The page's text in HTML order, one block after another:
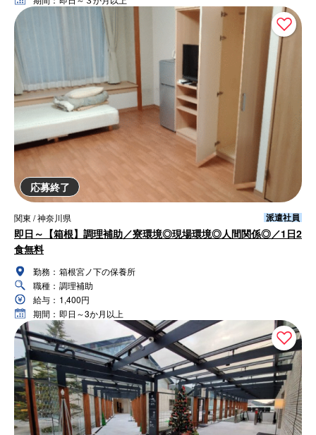
応募終了
関東 / 神奈川県 派遣社員
即日～【箱根】調理補助／寮環境◎現場環境◎人間関係◎／1日2
食無料
勤務： 箱根宮ノ下の保養所
職種： 調理補助
給与： 1,400円
期間： 即日～3か月以上